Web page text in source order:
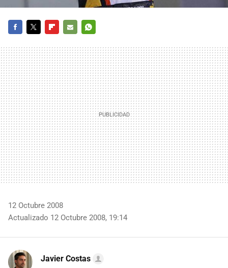
MAIL
12 Octubre 2008
Actualizado 12 Octubre 2008, 19:14
Javier Costas